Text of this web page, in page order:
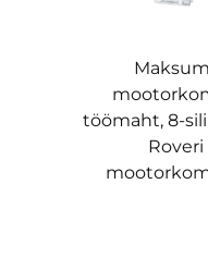
töömaht, 8-
Roveri